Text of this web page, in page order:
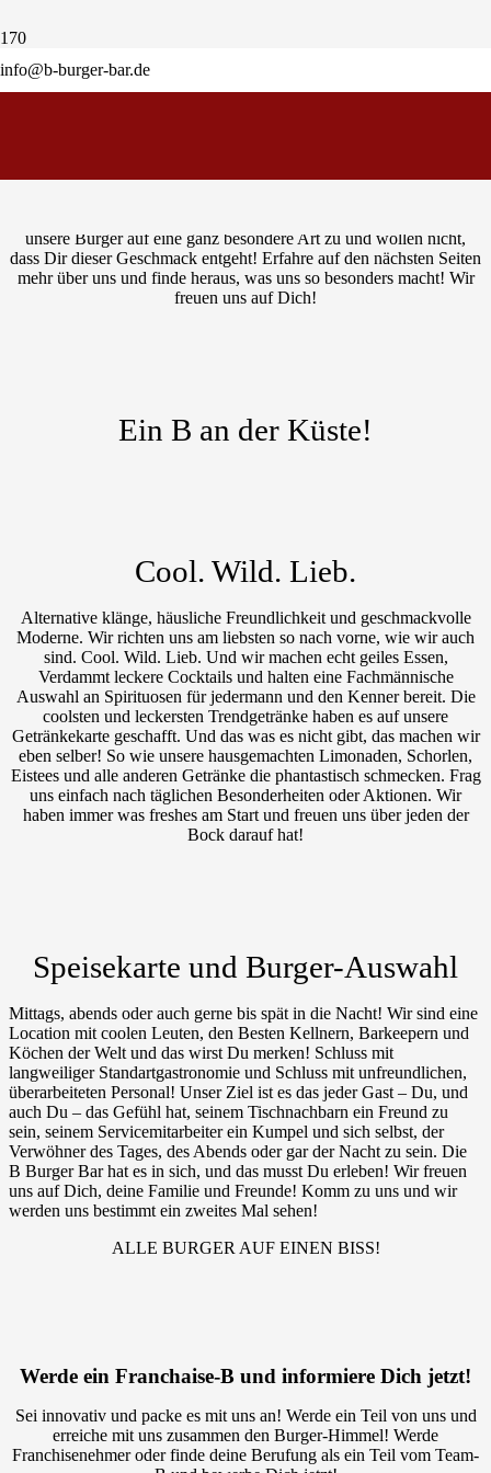
info@b-burger-bar.deBestelle jetzt Dein Lieblingsessen
vom Theodor-Heuss-Platz!
unsere Burger auf eine ganz besondere Art zu und wollen nicht,
dass Dir dieser Geschmack entgeht! Erfahre auf den nächsten Seiten
mehr über uns und finde heraus, was uns so besonders macht! Wir
freuen uns auf Dich!
Ein B an der Küste!
Cool. Wild. Lieb.
Alternative klänge, häusliche Freundlichkeit und geschmackvolle
Moderne. Wir richten uns am liebsten so nach vorne, wie wir auch
sind. Cool. Wild. Lieb. Und wir machen echt geiles Essen,
Verdammt leckere Cocktails und halten eine Fachmännische
Auswahl an Spirituosen für jedermann und den Kenner bereit. Die
coolsten und leckersten Trendgetränke haben es auf unsere
Getränkekarte geschafft. Und das was es nicht gibt, das machen wir
eben selber! So wie unsere hausgemachten Limonaden, Schorlen,
Eistees und alle anderen Getränke die phantastisch schmecken. Frag
uns einfach nach täglichen Besonderheiten oder Aktionen. Wir
haben immer was freshes am Start und freuen uns über jeden der
Bock darauf hat!
Speisekarte und Burger-Auswahl
Mittags, abends oder auch gerne bis spät in die Nacht! Wir sind eine
Location mit coolen Leuten, den Besten Kellnern, Barkeepern und
Köchen der Welt und das wirst Du merken! Schluss mit
langweiliger Standartgastronomie und Schluss mit unfreundlichen,
überarbeiteten Personal! Unser Ziel ist es das jeder Gast – Du, und
auch Du – das Gefühl hat, seinem Tischnachbarn ein Freund zu
sein, seinem Servicemitarbeiter ein Kumpel und sich selbst, der
Verwöhner des Tages, des Abends oder gar der Nacht zu sein. Die
B Burger Bar hat es in sich, und das musst Du erleben! Wir freuen
uns auf Dich, deine Familie und Freunde! Komm zu uns und wir
werden uns bestimmt ein zweites Mal sehen!
ALLE BURGER AUF EINEN BISS!
Werde ein Franchaise-B und informiere Dich jetzt!
Sei innovativ und packe es mit uns an! Werde ein Teil von uns und
erreiche mit uns zusammen den Burger-Himmel! Werde
Franchisenehmer oder finde deine Berufung als ein Teil vom Team-